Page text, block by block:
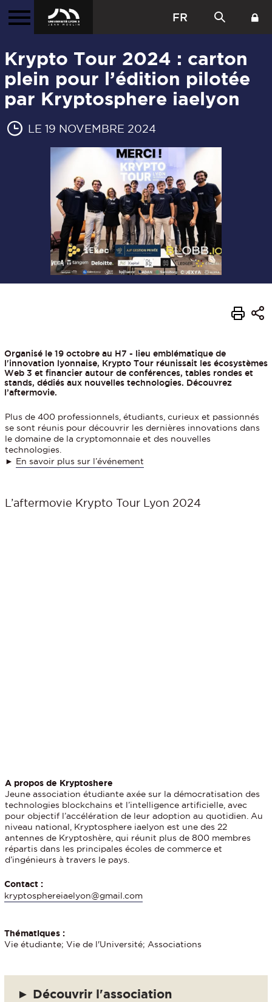
FR
Krypto Tour 2024 : carton
plein pour l’édition pilotée
par Kryptosphere iaelyon
LE 19 NOVEMBRE 2024
Organisé le 19 octobre au H7 - lieu emblématique de
l'innovation lyonnaise, Krypto Tour réunissait les écosystèmes
Web 3 et financier autour de conférences, tables rondes et
stands, dédiés aux nouvelles technologies. Découvrez
l’aftermovie.
Plus de 400 professionnels, étudiants, curieux et passionnés
se sont réunis pour découvrir les dernières innovations dans
le domaine de la cryptomonnaie et des nouvelles
technologies.
► En savoir plus sur l’événement
L’aftermovie Krypto Tour Lyon 2024
A propos de Kryptoshere
Jeune association étudiante axée sur la démocratisation des
technologies blockchains et l’intelligence artificielle, avec
pour objectif l’accélération de leur adoption au quotidien. Au
niveau national, Kryptosphere iaelyon est une des 22
antennes de Kryptoshère, qui réunit plus de 800 membres
répartis dans les principales écoles de commerce et
d’ingénieurs à travers le pays.
Contact :
kryptosphereiaelyon@gmail.com
Thématiques :
Vie étudiante; Vie de l'Université; Associations
► Découvrir l'association